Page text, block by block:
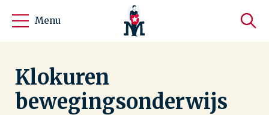
Menu
Klokuren
bewegingsonderwijs